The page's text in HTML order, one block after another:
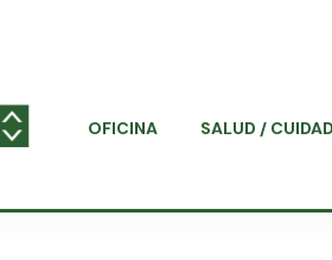
OFICINA SALUD /